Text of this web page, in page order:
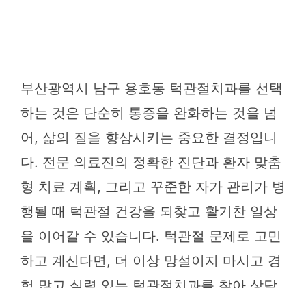
부산광역시 남구 용호동 턱관절치과를 선택
하는 것은 단순히 통증을 완화하는 것을 넘
어, 삶의 질을 향상시키는 중요한 결정입니
다. 전문 의료진의 정확한 진단과 환자 맞춤
형 치료 계획, 그리고 꾸준한 자가 관리가 병
행될 때 턱관절 건강을 되찾고 활기찬 일상
을 이어갈 수 있습니다. 턱관절 문제로 고민
하고 계신다면, 더 이상 망설이지 마시고 경